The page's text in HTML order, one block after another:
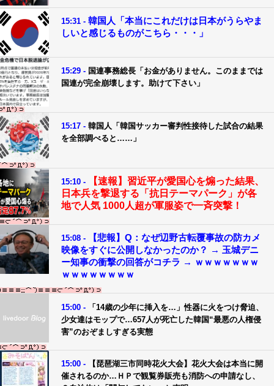
15:31 - 韓国人「本当にこれだけは日本がうらやま
しいと感じるものがこちら・・・」
15:29 - 国連事務総長「お金がありません。このままでは
国連が完全崩壊します。助けて下さい」
15:17 - 韓国人「韓国サッカー審判性接待した試合の結果
を全部調べると……」
15:10 -
【速報】習近平が愛国心を煽った結果、
日本兵を撃退する「抗日テーマパーク」が各
地で人気 1000人超が軍服姿で一斉突撃！
15:08 -
【悲報】Q：なぜ辺野古転覆事故の防カメ
映像をすぐに公開しなかったのか？ → 玉城デニ
ー知事の衝撃の回答がコチラ → ｗｗｗｗｗｗｗ
ｗｗｗｗｗｗｗｗ
15:00 -
「14歳の少年に挿入を…」性器に火をつけ脅迫、
少女達はモップで…657人が死亡した韓国“最悪の人権侵
害”のおぞましすぎる実態
15:00 -
【琵琶湖三市同時花火大会】花火大会は本当に開
催されるのか…ＨＰで観覧券販売も消防への申請なし、